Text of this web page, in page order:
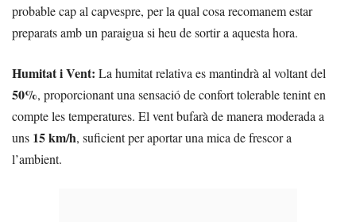
probable cap al capvespre, per la qual cosa recomanem estar
preparats amb un paraigua si heu de sortir a aquesta hora.
Humitat i Vent: La humitat relativa es mantindrà al voltant del
50%, proporcionant una sensació de confort tolerable tenint en
compte les temperatures. El vent bufarà de manera moderada a
uns 15 km/h, suficient per aportar una mica de frescor a
l’ambient.